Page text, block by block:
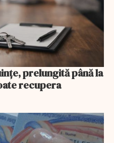
prelungită până la
recupera